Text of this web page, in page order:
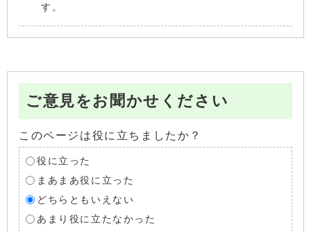
す。
ご意見をお聞かせください
このページは役に立ちましたか？
役に立った
まあまあ役に立った
どちらともいえない
あまり役に立たなかった